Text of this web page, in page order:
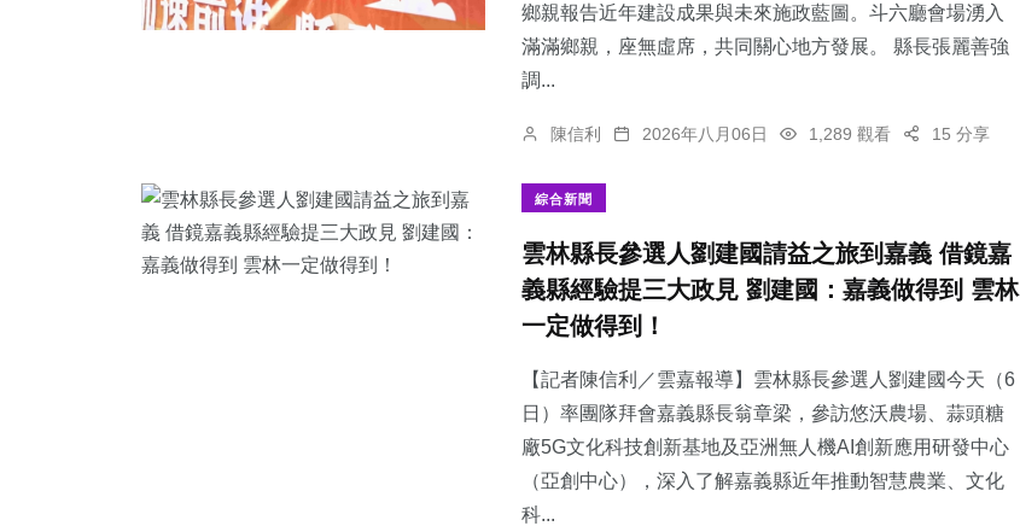
鄉親報告近年建設成果與未來施政藍圖。斗六廳會場湧入
滿滿鄉親，座無虛席，共同關心地方發展。 縣長張麗善強
調...
陳信利 2026年八月06日 1,289 觀看 15 分享
綜合新聞
雲林縣長參選人劉建國請益之旅到嘉義 借鏡嘉
義縣經驗提三大政見 劉建國：嘉義做得到 雲林
一定做得到！
【記者陳信利／雲嘉報導】雲林縣長參選人劉建國今天（6
日）率團隊拜會嘉義縣長翁章梁，參訪悠沃農場、蒜頭糖
廠5G文化科技創新基地及亞洲無人機AI創新應用研發中心
（亞創中心），深入了解嘉義縣近年推動智慧農業、文化
科...
212+
181+
健康
60+ 106+
43+
31+ 2+
大陸
農業 旅遊